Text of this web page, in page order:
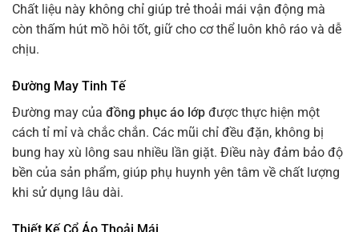
Chất liệu này không chỉ giúp trẻ thoải mái vận động mà
còn thấm hút mồ hôi tốt, giữ cho cơ thể luôn khô ráo và dễ
chịu.
Đường May Tinh Tế
Đường may của đồng phục áo lớp được thực hiện một
cách tỉ mỉ và chắc chắn. Các mũi chỉ đều đặn, không bị
bung hay xù lông sau nhiều lần giặt. Điều này đảm bảo độ
bền của sản phẩm, giúp phụ huynh yên tâm về chất lượng
khi sử dụng lâu dài.
Thiết Kế Cổ Áo Thoải Mái